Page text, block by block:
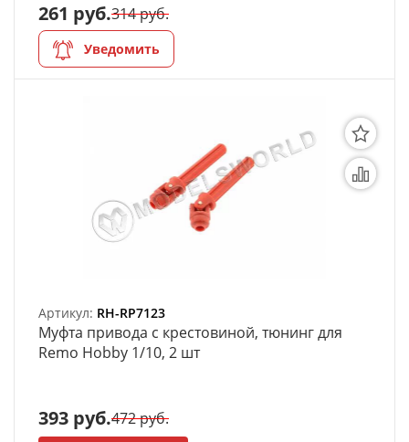
261 руб.314 руб.
Уведомить
Артикул: RH-RP7123
Муфта привода с крестовиной, тюнинг для
Remo Hobby 1/10, 2 шт
393 руб.472 руб.